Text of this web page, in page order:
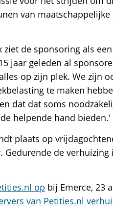
van maatschappelijke
ziet de sponsoring als
jaar geleden al
op zijn plek. We zijn
te maken
dat dat soms
helpende hand bieden.'
plaats op
Gedurende de
op bij Emerce, 23
van Petities.nl